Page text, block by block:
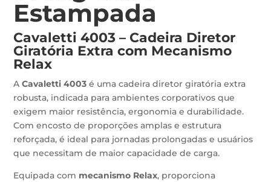
Estampada
Cavaletti 4003 – Cadeira Diretor
Giratória Extra com Mecanismo
Relax
ACavaletti 4003 é uma cadeira diretor giratória extra
robusta, indicada para ambientes corporativos que
exigem maior resistência, ergonomia e durabilidade.
Com encosto de proporções amplas e estrutura
reforçada, é ideal para jornadas prolongadas e usuários
que necessitam de maior capacidade de carga.
Equipada com mecanismo Relax, proporciona